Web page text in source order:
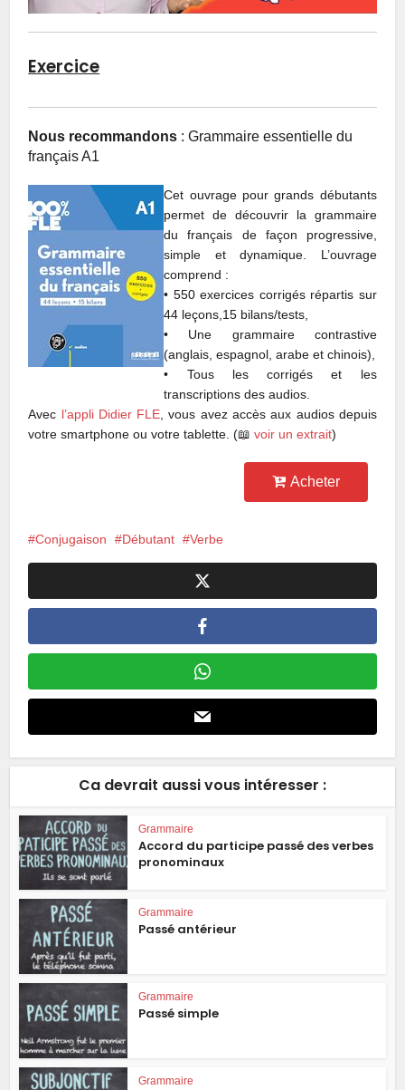
Exercice
Nous recommandons : Grammaire essentielle du
français A1
Cet ouvrage pour grands débutants
permet de découvrir la grammaire
du français de façon progressive,
simple et dynamique. L’ouvrage
comprend :
• 550 exercices corrigés répartis sur
44 leçons,15 bilans/tests,
• Une grammaire contrastive
(anglais, espagnol, arabe et chinois),
• Tous les corrigés et les
transcriptions des audios.
Avec l’appli Didier FLE , vous avez accès aux audios depuis
votre smartphone ou votre tablette. (📖voir un extrait)
Acheter
Conjugaison Débutant Verbe
Ca devrait aussi vous intéresser :
Grammaire
Accord du participe passé des verbes
pronominaux
Grammaire
Passé antérieur
Grammaire
Passé simple
Grammaire